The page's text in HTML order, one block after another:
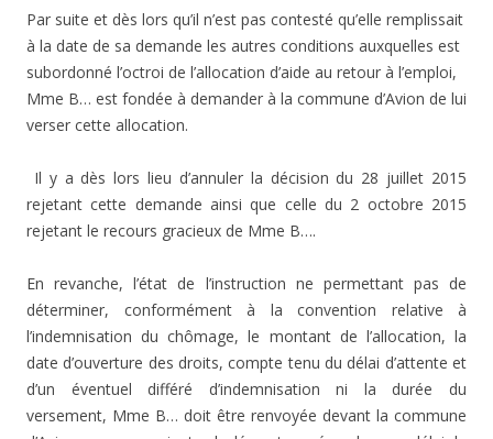
Par suite et dès lors qu’il n’est pas contesté qu’elle remplissait
à la date de sa demande les autres conditions auxquelles est
subordonné l’octroi de l’allocation d’aide au retour à l’emploi,
Mme B… est fondée à demander à la commune d’Avion de lui
verser cette allocation.
Il y a dès lors lieu d’annuler la décision du 28 juillet 2015
rejetant cette demande ainsi que celle du 2 octobre 2015
rejetant le recours gracieux de Mme B….
En revanche, l’état de l’instruction ne permettant pas de
déterminer, conformément à la convention relative à
l’indemnisation du chômage, le montant de l’allocation, la
date d’ouverture des droits, compte tenu du délai d’attente et
d’un éventuel différé d’indemnisation ni la durée du
versement, Mme B… doit être renvoyée devant la commune